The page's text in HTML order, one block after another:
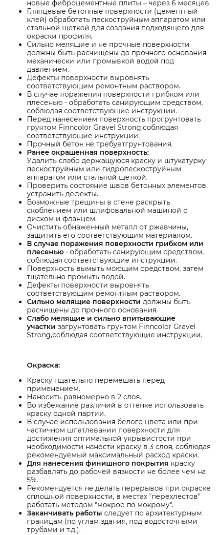
новые фиброцементные плиты – через 6 месяцев.
Глянцевые бетонные поверхности (цементный
клей) обработать пескоструйным аппаратом или
стальной щеткой для создания подходящего для
окраски профиля.
Сильно мелящие и не прочные поверхности
должны быть расчищены до прочного основания
механически или промывкой водой под
давлением.
Дефекты поверхности выровнять
соответствующим ремонтным раствором.
В случае поражения поверхности грибком или
плесенью - обработать санирующим средством,
соблюдая соответствующие инструкции.
Перед нанесением поверхность прогрунтовать
грунтом Finncolor Gravel Strong,соблюдая
соответствующие инструкции.
Прочный бетон не требуетгрунтования.
Ранее окрашенная поверхность:
Удалить слабо держащуюся краску и штукатурку
пескоструйным или гидропескоструйным
аппаратом или стальной щеткой.
Проверить состояние швов бетонных элементов,
устранить дефекты.
Возможные трещины в стене раскрыть
скоблением или шлифовальной машиной с
диском и фланцем.
Очистить обнаженный металл от ржавчины,
защитить его соответствующим материалом.
В случае поражения поверхности грибком или
плесенью - обработать санирующим средством,
соблюдая соответствующие инструкции.
Поверхность вымыть моющим средством, затем
тщательно промыть водой.
Дефекты поверхности выровнять
соответствующим ремонтным раствором.
Сильно мелящие поверхности должны быть
расчищены до прочного основания.
Слабо мелящие и сильно впитывающие
участки загрунтовать грунтом Finncolor Gravel
Strong,соблюдая соответствующие инструкции.
Окраска:
Краску тщательно перемешать перед
применением.
Наносить равномерно в 2 слоя.
Во избежание различий в оттенке использовать
краску одной партии.
В случае использования белого цвета или при
частичном шпатлевании поверхности для
достижения оптимальной укрывистости при
необходимости нанести краску в 3 слоя, соблюдая
рекомендуемый максимальный расход краски.
Для нанесения финишного покрытия краску
разбавлять до рабочей вязкости не более чем на
5%.
Рекомендуется не делать перерывов при окраске
сплошной поверхности, в местах "перехлестов"
работать методом "мокрое по мокрому".
Заканчивать работы следует по архитектурным
границам (по углам здания, под водосточными
трубами и т.д.).